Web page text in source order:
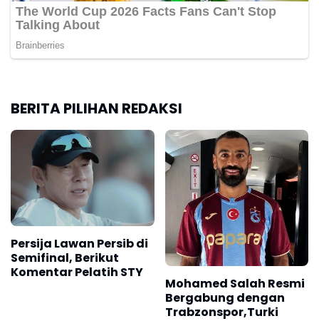
BERITA PILIHAN REDAKSI
Persija Lawan Persib di
Semifinal, Berikut
Komentar Pelatih STY
Mohamed Salah Resmi
Bergabung dengan
Trabzonspor,Turki